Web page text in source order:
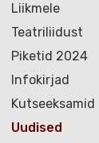
Liikmele
Teatriliidust
Piketid 2024
Infokirjad
Kutseeksamid
Uudised